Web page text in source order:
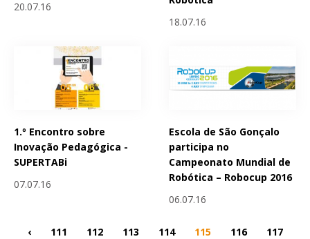
20.07.16
18.07.16
1.º Encontro sobre
Inovação Pedagógica -
SUPERTABi
07.07.16
Escola de São Gonçalo
participa no
Campeonato Mundial de
Robótica – Robocup 2016
06.07.16
‹ 111 112 113 114 115 116
117